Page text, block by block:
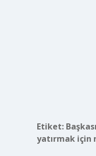
Etiket:
yatırmak için